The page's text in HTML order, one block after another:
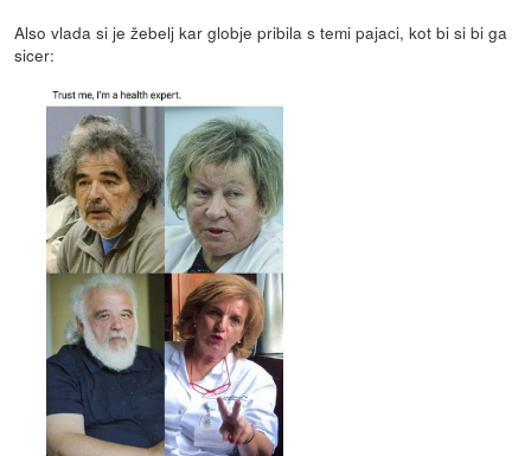
Also vlada si je žebelj kar globje pribila s temi pajaci, kot bi si bi ga
sicer: